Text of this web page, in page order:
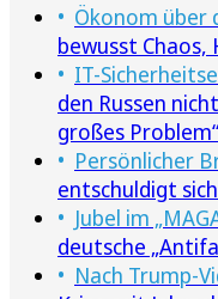
Ökonom über
bewusst Chaos,
IT-
den Russen
großes Problem“
Persönlicher
entschuldigt
Jubel im
deutsche
Nach Trump-